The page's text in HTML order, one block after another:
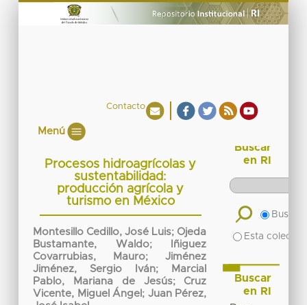
Contacto
Menú
Procesos hidroagrícolas y
sustentabilidad:
producción agrícola y
turismo en México
Montesillo Cedillo, José Luis; Ojeda
Bustamante, Waldo;
Iñiguez
Covarrubias, Mauro;Jiménez
Jiménez, Sergio Iván;
Marcial
Pablo, Mariana de Jesús; Cruz
Vicente, Miguel Ángel ; Juan Pérez,
Buscar
en RI
Buscar
Esta
Buscar
en RI